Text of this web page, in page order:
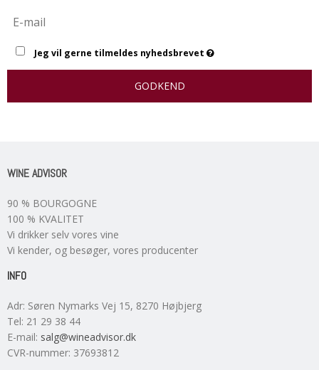
Jeg vil gerne tilmeldes nyhedsbrevet
GODKEND
WINE ADVISOR
90 % BOURGOGNE
100 % KVALITET
Vi drikker selv vores vine
Vi kender, og besøger, vores producenter
INFO
Adr: Søren Nymarks Vej 15, 8270 Højbjerg
Tel: 21 29 38 44
E-mail: salg@wineadvisor.dk
CVR-nummer: 37693812